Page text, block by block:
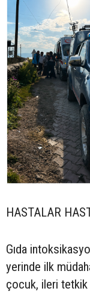
HASTALAR
Gıda
yerinde ilk
çocuk, ileri tetkik